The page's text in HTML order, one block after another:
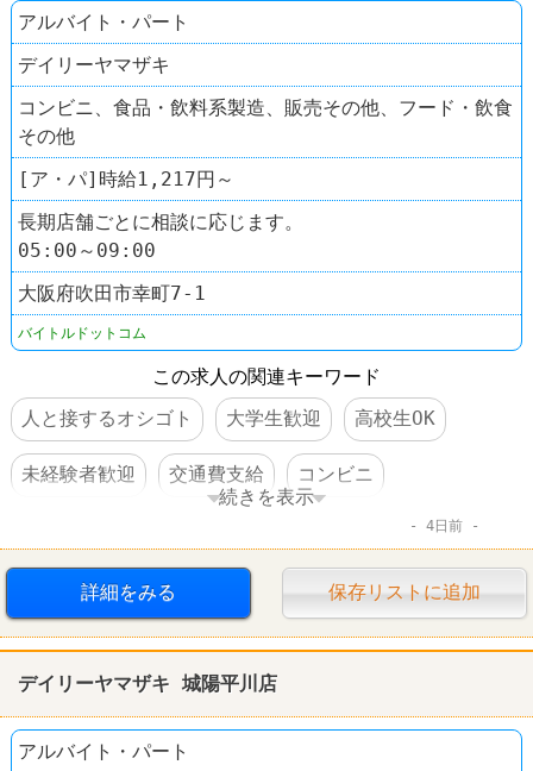
アルバイト・パート
デイリーヤマザキ
コンビニ、食品・飲料系製造、販売その他、フード・飲食
その他
[ア・パ]時給1,217円～
長期店舗ごとに相談に応じます。
05:00～09:00
大阪府吹田市幸町7-1
バイトルドットコム
この求人の関連キーワード
人と接するオシゴト
大学生歓迎 高校生OK
未経験者歓迎 交通費支給 コンビニ
続きを表示
4日前
詳細をみる 保存リストに追加
デイリーヤマザキ 城陽平川店
アルバイト・パート